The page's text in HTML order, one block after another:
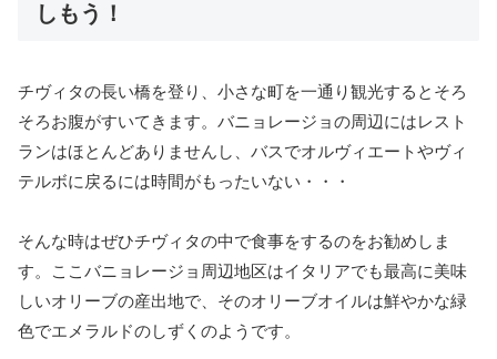
しもう！
チヴィタの長い橋を登り、小さな町を一通り観光するとそろ
そろお腹がすいてきます。バニョレージョの周辺にはレスト
ランはほとんどありませんし、バスでオルヴィエートやヴィ
テルボに戻るには時間がもったいない・・・
そんな時はぜひチヴィタの中で食事をするのをお勧めしま
す。ここバニョレージョ周辺地区はイタリアでも最高に美味
しいオリーブの産出地で、そのオリーブオイルは鮮やかな緑
色でエメラルドのしずくのようです。